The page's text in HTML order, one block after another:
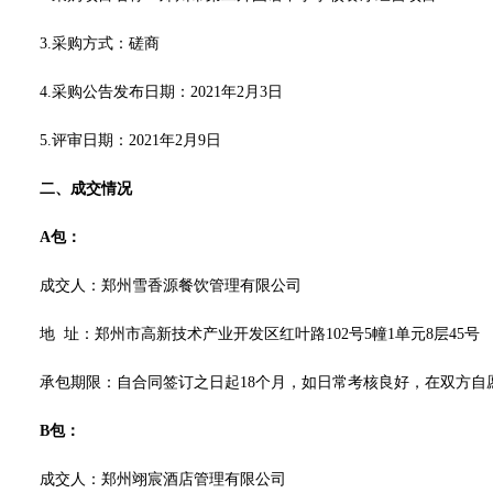
3.采购方式：磋商
4.采购公告发布日期：2021年2月3日
5.评审日期：2021年2月9日
二、成交情况
A包：
成交人： 郑州雪香源餐饮管理有限公司
地 址： 郑州市高新技术产业开发区红叶路102号5幢1单元8层45号
承包期限： 自合同签订之日起18个月 ，如日常考核良好，在双方自
B包：
成交人：郑州翊宸酒店管理有限公司